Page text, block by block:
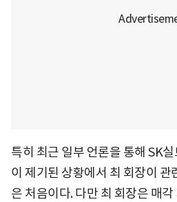
특히 최근 일부 언론을 통해 SK
이 제기된 상황에서 최 회장이 관
은 처음이다. 다만 최 회장은 매